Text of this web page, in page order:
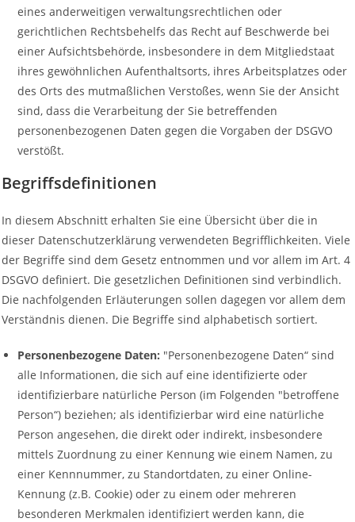
eines anderweitigen verwaltungsrechtlichen oder
gerichtlichen Rechtsbehelfs das Recht auf Beschwerde bei
einer Aufsichtsbehörde, insbesondere in dem Mitgliedstaat
ihres gewöhnlichen Aufenthaltsorts, ihres Arbeitsplatzes oder
des Orts des mutmaßlichen Verstoßes, wenn Sie der Ansicht
sind, dass die Verarbeitung der Sie betreffenden
personenbezogenen Daten gegen die Vorgaben der DSGVO
verstößt.
Begriffsdefinitionen
In diesem Abschnitt erhalten Sie eine Übersicht über die in
dieser Datenschutzerklärung verwendeten Begrifflichkeiten. Viele
der Begriffe sind dem Gesetz entnommen und vor allem im Art. 4
DSGVO definiert. Die gesetzlichen Definitionen sind verbindlich.
Die nachfolgenden Erläuterungen sollen dagegen vor allem dem
Verständnis dienen. Die Begriffe sind alphabetisch sortiert.
Personenbezogene Daten: "Personenbezogene Daten“ sind
alle Informationen, die sich auf eine identifizierte oder
identifizierbare natürliche Person (im Folgenden "betroffene
Person“) beziehen; als identifizierbar wird eine natürliche
Person angesehen, die direkt oder indirekt, insbesondere
mittels Zuordnung zu einer Kennung wie einem Namen, zu
einer Kennnummer, zu Standortdaten, zu einer Online-
Kennung (z.B. Cookie) oder zu einem oder mehreren
besonderen Merkmalen identifiziert werden kann, die